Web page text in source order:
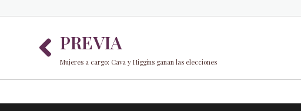
Prev
PREVIA
Mujeres a cargo: Cava y Higgins ganan las elecciones